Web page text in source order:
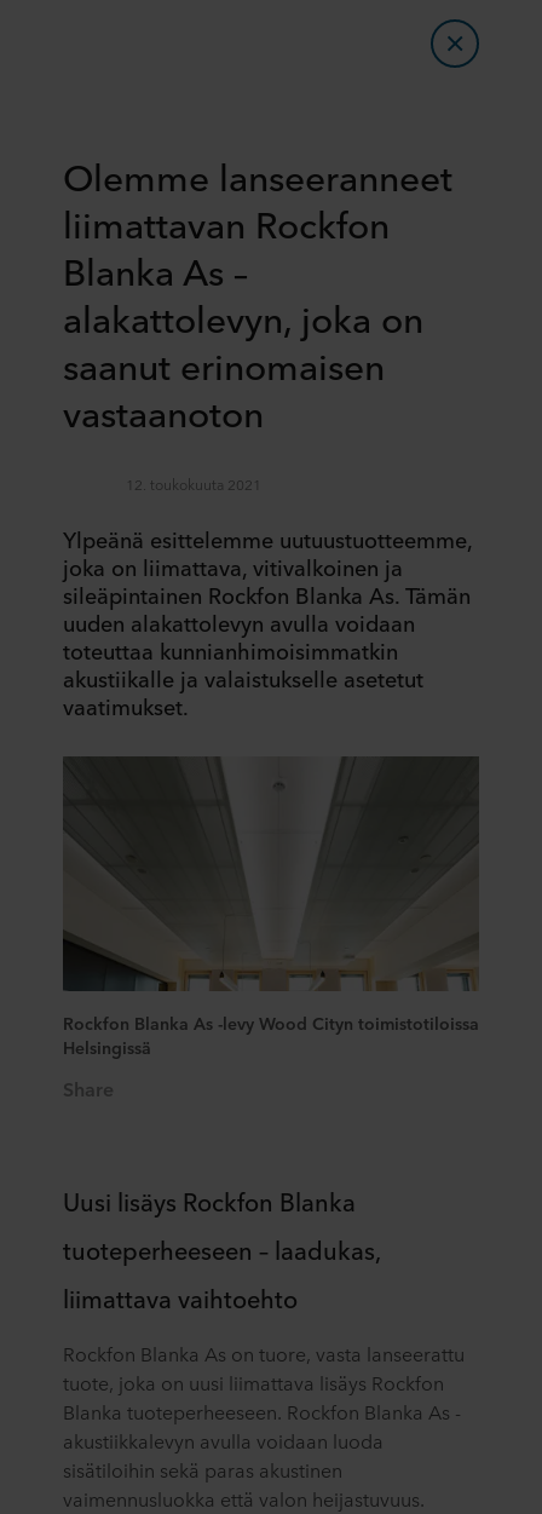
Olemme lanseeranneet
liimattavan Rockfon
Blanka As –
alakattolevyn, joka on
saanut erinomaisen
vastaanoton
12. toukokuuta 2021
Ylpeänä esittelemme uutuustuotteemme,
joka on liimattava, vitivalkoinen ja
sileäpintainen Rockfon Blanka As. Tämän
uuden alakattolevyn avulla voidaan
toteuttaa kunnianhimoisimmatkin
akustiikalle ja valaistukselle asetetut
vaatimukset.
Rockfon Blanka As -levy Wood Cityn toimistotiloissa
Helsingissä
Share
Uusi lisäys Rockfon Blanka
tuoteperheeseen – laadukas,
liimattava vaihtoehto
Rockfon Blanka As on tuore, vasta lanseerattu
tuote, joka on uusi liimattava lisäys Rockfon
Blanka tuoteperheeseen. Rockfon Blanka As -
akustiikkalevyn avulla voidaan luoda
sisätiloihin sekä paras akustinen
vaimennusluokka että valon heijastuvuus.